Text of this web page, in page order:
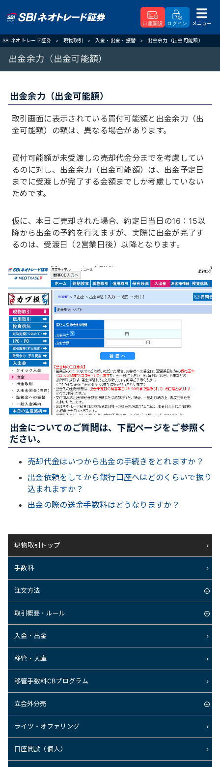
口座開設 ログイン メニュー
SBIネオトレード証券 現物取引 入金・出金・振替 出金余力（出金可能額）
出金余力（出金可能額）
出金余力（出金可能額）
取引画面に表示されている買付可能額と出金余力（出
金可能額）の額は、異なる場合があります。
買付可能額が未受渡しの売却代金分までを考慮してい
るのに対し、出金余力（出金可能額）は、出金予定日
までに受渡しが完了する金額までしか考慮していない
ためです。
仮に、本日ご売却された場合、約定日当日の16：15以
降から出金の予約を行えますが、実際に出金が完了す
るのは、受渡日（2営業日後）以降となります。
出金についてのご質問は、下記ページをご参照く
ださい。
売却代金はいつから出金の手続きをとれますか？
出金依頼をしてから銀行口座へはどのくらいで振り
込まれますか？
出金の際の送金手数料はどうなりますか？
現物取引トップ
手数料
注文方法
取引概要・ルール
入金・出金
移管・入庫
移管手数料CBプログラム
立会外分売
ライツ・オファリング
口座開設（個人）